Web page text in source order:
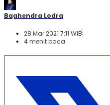
Baghendra Lodra
28 Mar 2021 7:11 WIB
4 menit baca